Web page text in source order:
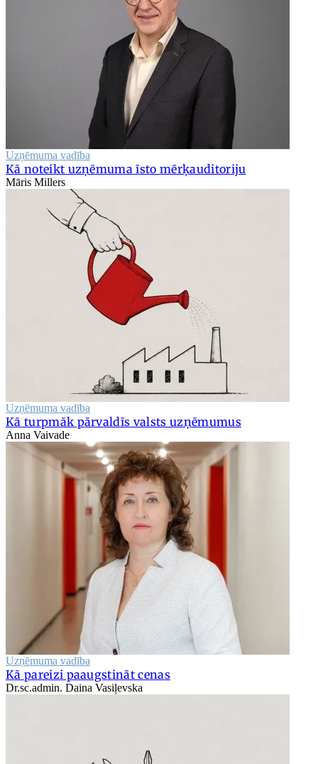
Uzņēmuma vadība
Kā noteikt uzņēmuma īsto mērķauditoriju
Māris Millers
Uzņēmuma vadība
Kā turpmāk pārvaldīs valsts uzņēmumus
Anna Vaivade
Uzņēmuma vadība
Kā pareizi paaugstināt cenas
Dr.sc.admin. Daina Vasiļevska